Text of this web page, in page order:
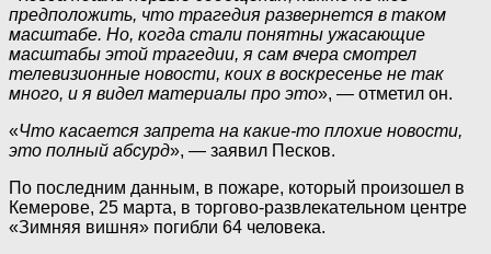
предположить, что трагедия развернется в таком
масштабе. Но, когда стали понятны ужасающие
масштабы этой трагедии, я сам вчера смотрел
телевизионные новости, коих в воскресенье не так
много, и я видел материалы про это», — отметил он.
«Что касается запрета на какие-то плохие новости,
это полный абсурд», — заявил Песков.
По последним данным, в пожаре, который произошел в
Кемерове, 25 марта, в торгово-развлекательном центре
«Зимняя вишня» погибли 64 человека.